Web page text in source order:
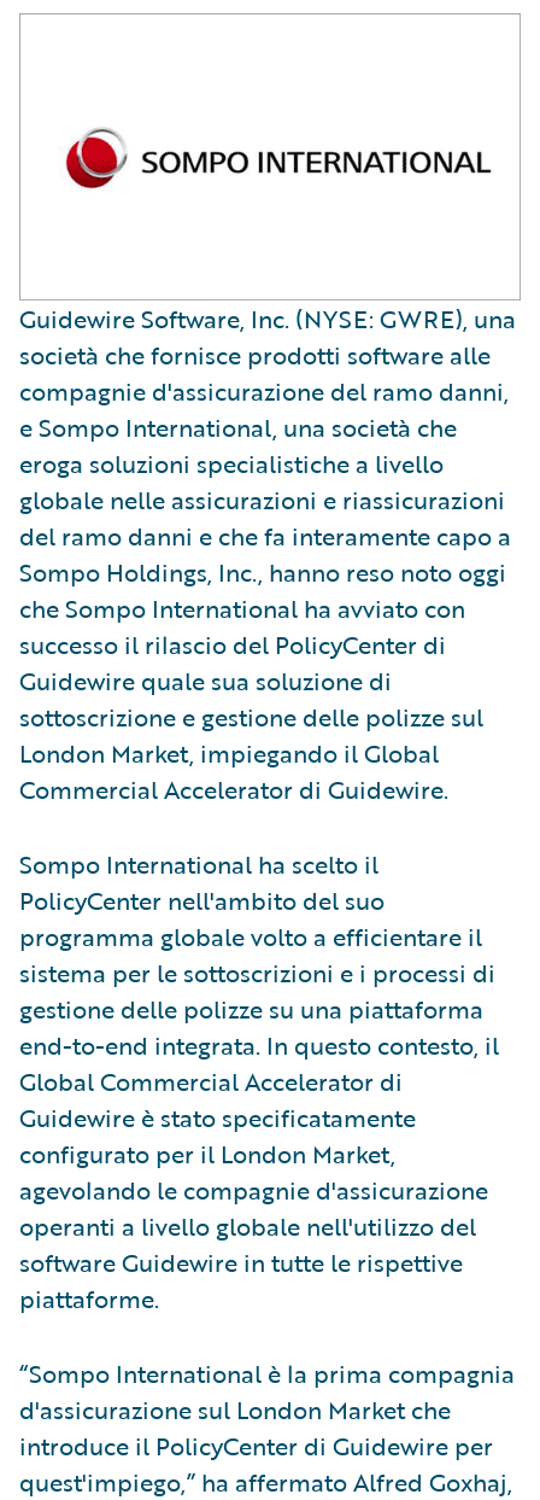
​Guidewire Software, Inc. (NYSE: GWRE), una
società che fornisce prodotti software alle
compagnie d'assicurazione del ramo danni,
e Sompo International, una società che
eroga soluzioni specialistiche a livello
globale nelle assicurazioni e riassicurazioni
del ramo danni e che fa interamente capo a
Sompo Holdings, Inc., hanno reso noto oggi
che Sompo International ha avviato con
successo il rilascio del PolicyCenter di
Guidewire quale sua soluzione di
sottoscrizione e gestione delle polizze sul
London Market, impiegando il Global
Commercial Accelerator di Guidewire.
Sompo International ha scelto il
PolicyCenter nell'ambito del suo
programma globale volto a efficientare il
sistema per le sottoscrizioni e i processi di
gestione delle polizze su una piattaforma
end-to-end integrata. In questo contesto, il
Global Commercial Accelerator di
Guidewire è stato specificatamente
configurato per il London Market,
agevolando le compagnie d'assicurazione
operanti a livello globale nell'utilizzo del
software Guidewire in tutte le rispettive
piattaforme.
“Sompo International è la prima compagnia
d'assicurazione sul London Market che
introduce il PolicyCenter di Guidewire per
quest'impiego,” ha affermato Alfred Goxhaj,